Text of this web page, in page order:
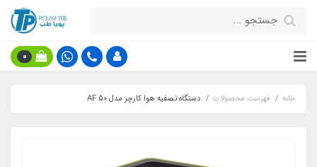
0
خانه فهرست محصولات دستگاه تصفیه هوا کارچر مدل AF 50